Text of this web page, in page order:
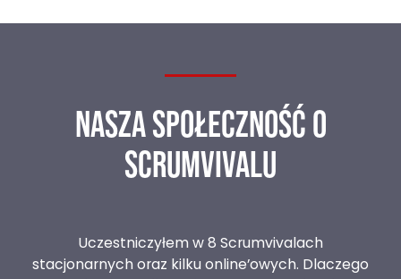
NASZA SPOŁECZNOŚĆ O
SCRUMVIVALU
Uczestniczyłem w 8 Scrumvivalach
stacjonarnych oraz kilku online’owych. Dlaczego